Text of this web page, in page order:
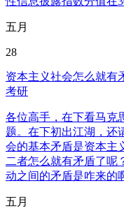
五月
28
资本主义社会怎么就有
考研
各位高手，在下看马克
题。在下初出江湖，还
会的基本矛盾是资本主
二者怎么就有矛盾了呢
动之间的矛盾是咋来的
五月